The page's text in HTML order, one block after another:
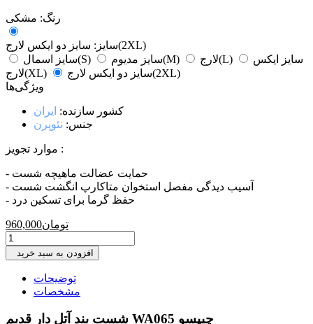
رنگ: مشکی
سایز:
سایز دو ایکس لارج(2XL)
سایز اسمال(S)
سایز مدیوم(M) لارج(L)
سایز ایکس
لارج(XL)
سایز دو ایکس لارج(2XL)
ویژگی‌ها
کشور سازنده: ایران
جنس: نئوپرن
موارد تجویز :
- حمایت عضالت ماهیچه شست
- آسیب دیدگی مفصل استخوان متاکارپ انگشت شست
- حفظ گرما برای تسکین درد
960,000تومان
افزودن به سبد خرید
توضیحات
مشخصات
شست بند آتل دار قدیم WA065 چیپسو